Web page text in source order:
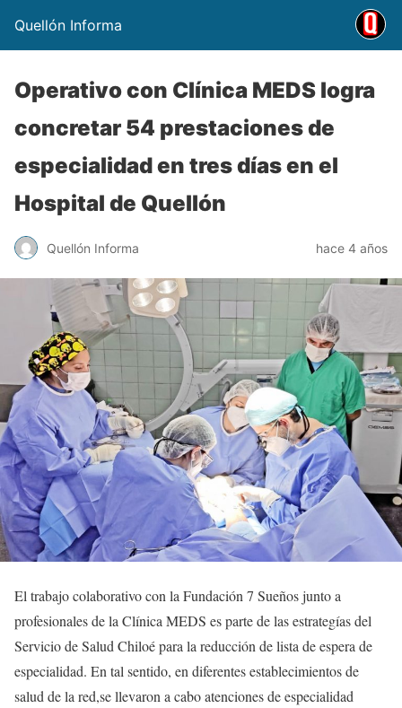
Quellón Informa
Operativo con Clínica MEDS logra
concretar 54 prestaciones de
especialidad en tres días en el
Hospital de Quellón
Quellón Informa hace 4 años
El trabajo colaborativo con la Fundación 7 Sueños junto a
profesionales de la Clínica MEDS es parte de las estrategías del
Servicio de Salud Chiloé para la reducción de lista de espera de
especialidad. En tal sentido, en diferentes establecimientos de
salud de la red,se llevaron a cabo atenciones de especialidad